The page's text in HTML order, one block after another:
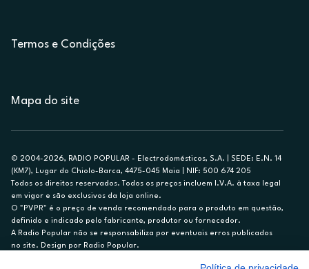
Termos e Condições
Mapa do site
© 2004-2026, RADIO POPULAR - Electrodomésticos, S.A. | SEDE: E.N. 14
(KM7), Lugar do Chiolo-Barca, 4475-045 Maia | NIF: 500 674 205
Todos os direitos reservados. Todos os preços incluem I.V.A. à taxa legal
em vigor e são exclusivos da loja online.
O "PVPR" é o preço de venda recomendado para o produto em questão,
definido e indicado pelo fabricante, produtor ou fornecedor.
A Radio Popular não se responsabiliza por eventuais erros publicados
no site. Design por Radio Popular.